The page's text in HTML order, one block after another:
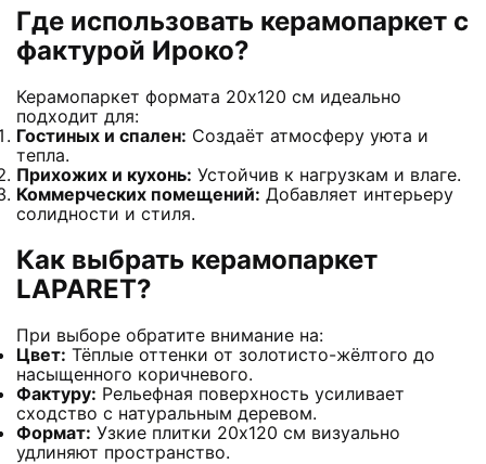
Где использовать керамопаркет с
фактурой Ироко?
Керамопаркет формата 20х120 см идеально
подходит для:
Гостиных и спален: Создаёт атмосферу уюта и
тепла.
Прихожих и кухонь: Устойчив к нагрузкам и влаге.
Коммерческих помещений: Добавляет интерьеру
солидности и стиля.
Как выбрать керамопаркет
LAPARET?
При выборе обратите внимание на:
Цвет: Тёплые оттенки от золотисто-жёлтого до
насыщенного коричневого.
Фактуру: Рельефная поверхность усиливает
сходство с натуральным деревом.
Формат: Узкие плитки 20х120 см визуально
удлиняют пространство.